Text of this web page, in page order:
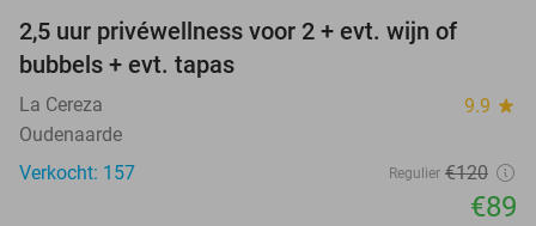
2,5 uur privéwellness voor 2 + evt. wijn of
bubbels + evt. tapas
La Cereza 9.9 star
Oudenaarde
Verkocht: 157
Regulier €120
€89